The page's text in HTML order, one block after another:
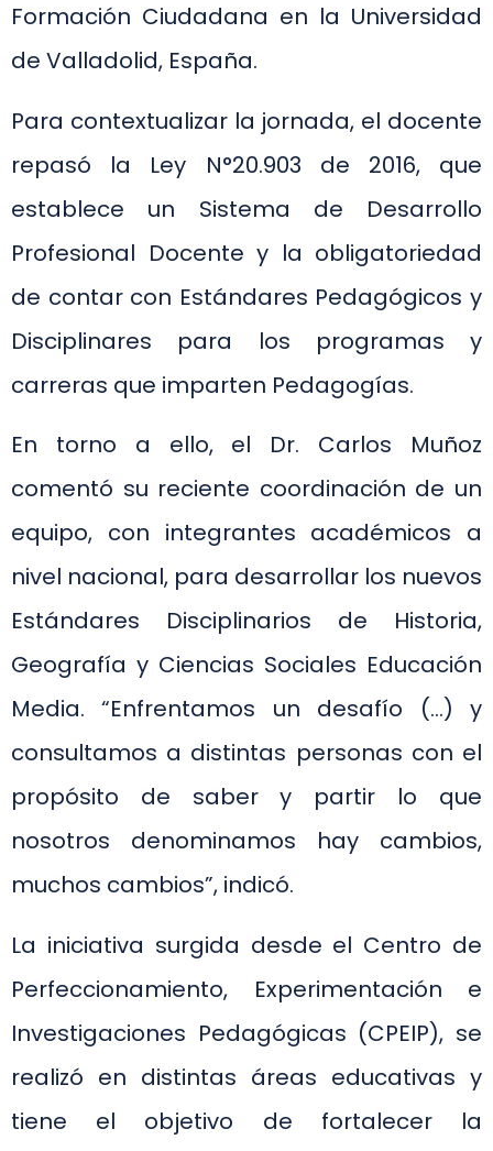
Formación Ciudadana en la Universidad
de Valladolid, España.
Para contextualizar la jornada, el docente
repasó la Ley N°20.903 de 2016, que
establece un Sistema de Desarrollo
Profesional Docente y la obligatoriedad
de contar con Estándares Pedagógicos y
Disciplinares para los programas y
carreras que imparten Pedagogías.
En torno a ello, el Dr. Carlos Muñoz
comentó su reciente coordinación de un
equipo, con integrantes académicos a
nivel nacional, para desarrollar los nuevos
Estándares Disciplinarios de Historia,
Geografía y Ciencias Sociales Educación
Media. “Enfrentamos un desafío (…) y
consultamos a distintas personas con el
propósito de saber y partir lo que
nosotros denominamos hay cambios,
muchos cambios”, indicó.
La iniciativa surgida desde el Centro de
Perfeccionamiento, Experimentación e
Investigaciones Pedagógicas (CPEIP), se
realizó en distintas áreas educativas y
tiene el objetivo de fortalecer la